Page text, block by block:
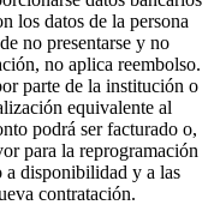
los datos de la persona
no presentarse y no
no aplica reembolso.
parte de la institución o
equivalente al
podrá ser facturado o,
para la reprogramación
a disponibilidad y a las
contratación.